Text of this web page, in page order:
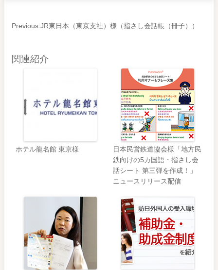
Previous:JR東日本（東京支社）様（指さし会話帳（冊子））
関連紹介
ホテル龍名館 東京様
日本民営鉄道協会様「地方民
鉄向けの5カ国語・指さし会
話シート 第三弾を作成！」
ニュースリリース配信